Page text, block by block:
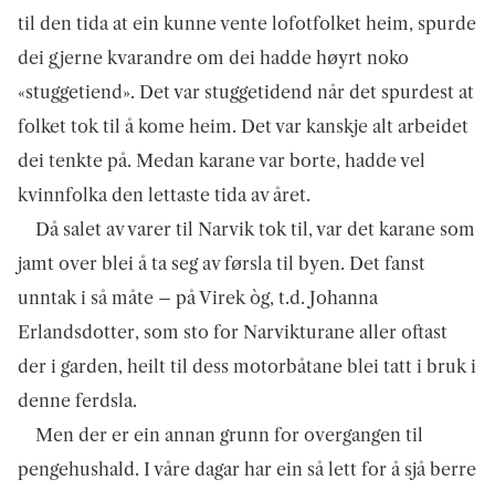
til den tida at ein kunne vente lofotfolket heim, spurde
dei gjerne kvarandre om dei hadde høyrt noko
«stuggetiend». Det var stuggetidend når det spurdest at
folket tok til å kome heim. Det var kanskje alt arbeidet
dei tenkte på. Medan karane var borte, hadde vel
kvinnfolka den lettaste tida av året.
Då salet av varer til Narvik tok til, var det karane som
jamt over blei å ta seg av førsla til byen. Det fanst
unntak i så måte – på Virek òg, t.d. Johanna
Erlandsdotter, som sto for Narvikturane aller oftast
der i garden, heilt til dess motorbåtane blei tatt i bruk i
denne ferdsla.
Men der er ein annan grunn for overgangen til
pengehushald. I våre dagar har ein så lett for å sjå berre